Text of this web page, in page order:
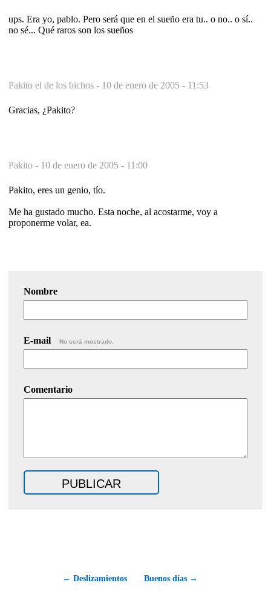
ups. Era yo, pablo. Pero será que en el sueño era tu.. o no.. o sí..
no sé... Qué raros son los sueños
Pakito el de los bichos - 10 de enero de 2005 - 11:53
Gracias, ¿Pakito?
Pakito - 10 de enero de 2005 - 11:00
Pakito, eres un genio, tío.
Me ha gustado mucho. Esta noche, al acostarme, voy a
proponerme volar, ea.
Nombre
E-mail No será mostrado.
Comentario
← Deslizamientos Buenos días →